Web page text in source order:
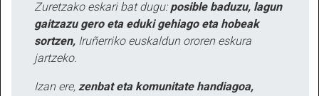
Zuretzako eskari bat dugu: posible baduzu, lagun
gaitzazu gero eta eduki gehiago eta hobeak
sortzen, Iruñerriko euskaldun ororen eskura
jartzeko.
Izan ere, zenbat eta komunitate handiagoa,